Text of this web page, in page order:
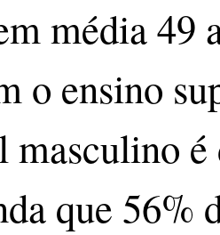
média 49
o ensino
masculino
que 56%